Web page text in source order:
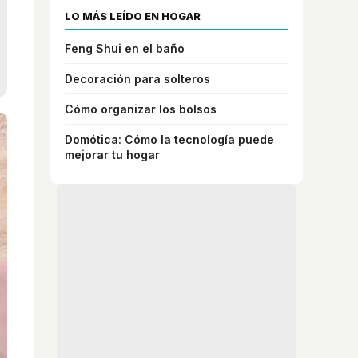
LO MÁS LEÍDO EN HOGAR
Feng Shui en el baño
Decoración para solteros
Cómo organizar los bolsos
Domótica: Cómo la tecnología puede
mejorar tu hogar